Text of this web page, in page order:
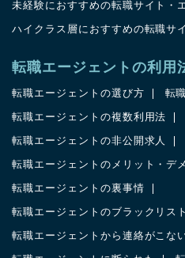
未経験におすすめの転職サイト・
ハイクラス層におすすめの転職サ
転職エージェントの利用
転職エージェントの選び方 転
転職エージェントの複数利用法
転職エージェントの非公開求人
転職エージェントのメリット・デ
転職エージェントの裏事情
転職エージェントのブラックリスト
転職エージェントから連絡がこな